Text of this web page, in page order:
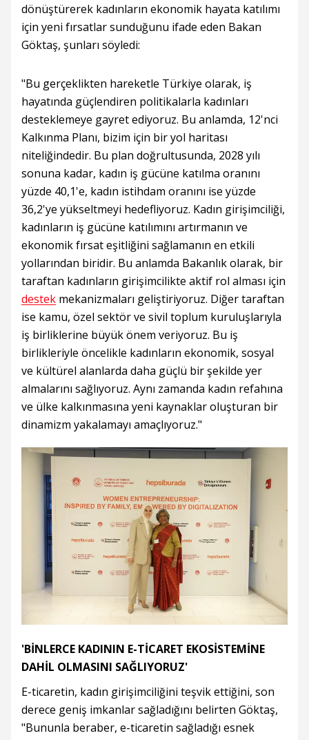
dönüştürerek kadınların ekonomik hayata katılımı
için yeni fırsatlar sunduğunu ifade eden Bakan
Göktaş, şunları söyledi:
"Bu gerçeklikten hareketle Türkiye olarak, iş
hayatında güçlendiren politikalarla kadınları
desteklemeye gayret ediyoruz. Bu anlamda, 12'nci
Kalkınma Planı, bizim için bir yol haritası
niteliğindedir. Bu plan doğrultusunda, 2028 yılı
sonuna kadar, kadın iş gücüne katılma oranını
yüzde 40,1'e, kadın istihdam oranını ise yüzde
36,2'ye yükseltmeyi hedefliyoruz. Kadın girişimciliği,
kadınların iş gücüne katılımını artırmanın ve
ekonomik fırsat eşitliğini sağlamanın en etkili
yollarından biridir. Bu anlamda Bakanlık olarak, bir
taraftan kadınların girişimcilikte aktif rol alması için
destek mekanizmaları geliştiriyoruz. Diğer taraftan
ise kamu, özel sektör ve sivil toplum kuruluşlarıyla
iş birliklerine büyük önem veriyoruz. Bu iş
birlikleriyle öncelikle kadınların ekonomik, sosyal
ve kültürel alanlarda daha güçlü bir şekilde yer
almalarını sağlıyoruz. Aynı zamanda kadın refahına
ve ülke kalkınmasına yeni kaynaklar oluşturan bir
dinamizm yakalamayı amaçlıyoruz."
'BİNLERCE KADININ E-TİCARET EKOSİSTEMİNE
DAHİL OLMASINI SAĞLIYORUZ'
E-ticaretin, kadın girişimciliğini teşvik ettiğini, son
derece geniş imkanlar sağladığını belirten Göktaş,
"Bununla beraber, e-ticaretin sağladığı esnek